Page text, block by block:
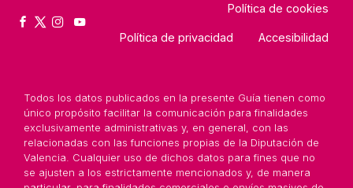
Política de cookies
Política de privacidad Accesibilidad
Todos los datos publicados en la presente Guía tienen como
único propósito facilitar la comunicación para finalidades
exclusivamente administrativas y, en general, con las
relacionadas con las funciones propias de la Diputación de
Valencia. Cualquier uso de dichos datos para fines que no
se ajusten a los estrictamente mencionados y, de manera